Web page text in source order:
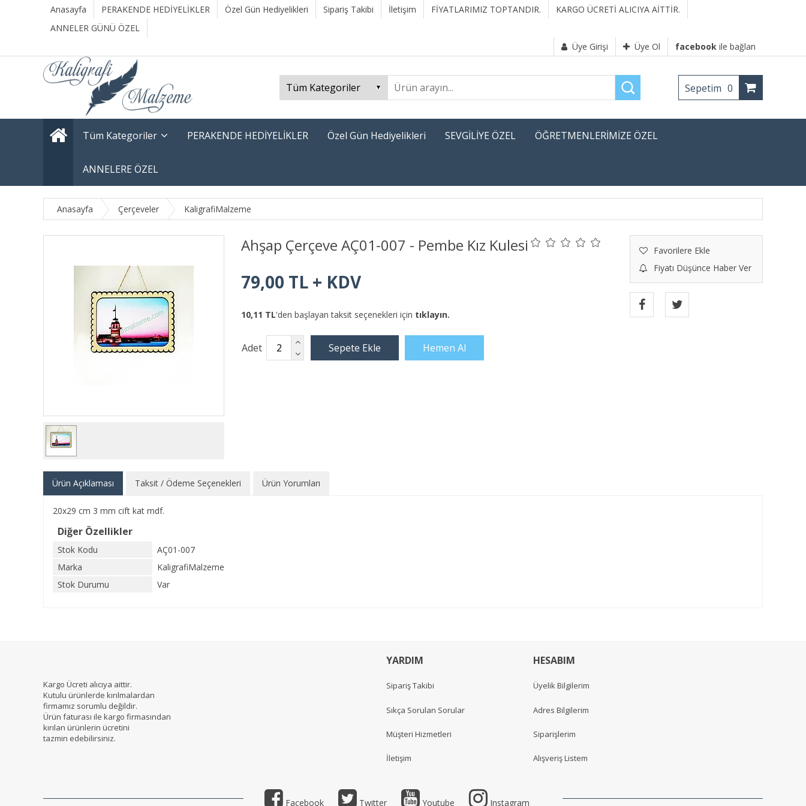
Anasayfa PERAKENDE HEDİYELİKLER Özel Gün Hediyelikleri Sipariş Takibi İletişim FİYATLARIMIZ TOPTANDIR.
KARGO ÜCRETİ ALICIYA AİTTİR.
ANNELER GÜNÜ ÖZEL
Üye Girişi
Üye Ol facebook ile bağlan
Sepetim 0
Tüm Kategoriler PERAKENDE HEDİYELİKLER Özel Gün Hediyelikleri SEVGİLİYE ÖZEL ÖĞRETMENLERİMİZE ÖZEL
ANNELERE ÖZEL
Anasayfa Çerçeveler KaligrafiMalzeme
Ahşap Çerçeve AÇ01-007 - Pembe Kız Kulesi
Favorilere Ekle
Fiyatı Düşünce Haber Ver
79,00 TL + KDV
10,11 TL'den başlayan taksit seçenekleri için tıklayın.
Adet
Ürün Açıklaması Taksit / Ödeme Seçenekleri Ürün Yorumları
20x29 cm 3 mm cift kat mdf.
Diğer Özellikler
Stok Kodu
AÇ01-007
Marka
KaligrafiMalzeme
Stok Durumu
Var
Kargo Ücreti alıcıya aittir.
Kutulu ürünlerde kırılmalardan
firmamız sorumlu değildir.
Ürün faturası ile kargo firmasından
kırılan ürünlerin ücretini
tazmin edebilirsiniz.
YARDIM
Sipariş Takibi
Sıkça Sorulan Sorular
Müşteri Hizmetleri
İletişim
HESABIM
Üyelik Bilgilerim
Adres Bilgilerim
Siparişlerim
Alışveriş Listem
Facebook Twitter Youtube Instagram